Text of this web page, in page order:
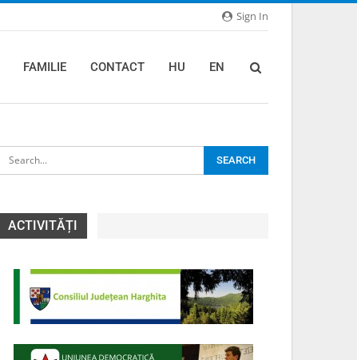
Sign In
FAMILIE CONTACT HU EN
ACTIVITĂȚI